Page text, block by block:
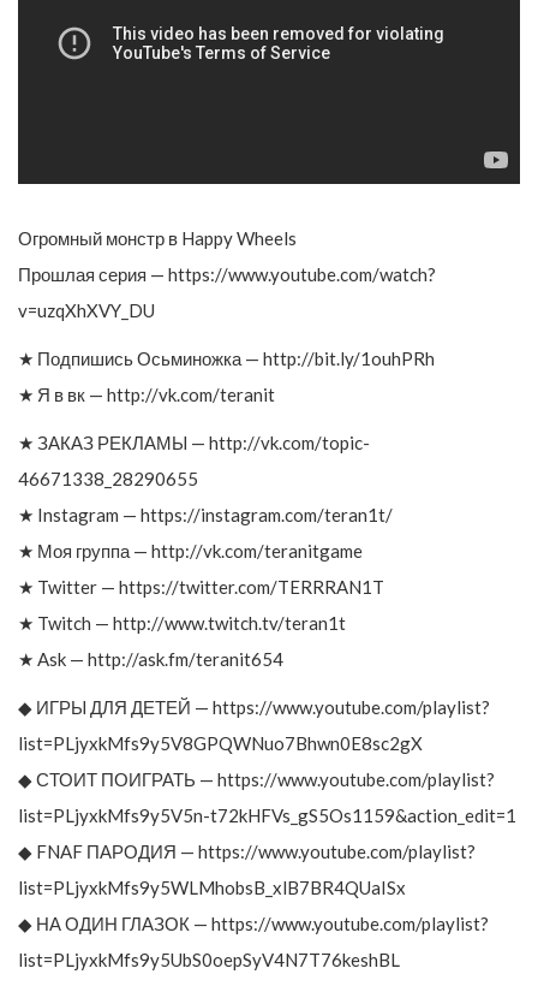
Огромный монстр в Happy Wheels
Прошлая серия — https://www.youtube.com/watch?
v=uzqXhXVY_DU
★ Подпишись Осьминожка — http://bit.ly/1ouhPRh
★ Я в вк — http://vk.com/teranit
★ ЗАКАЗ РЕКЛАМЫ — http://vk.com/topic-
46671338_28290655
★ Instagram — https://instagram.com/teran1t/
★ Моя группа — http://vk.com/teranitgame
★ Twitter — https://twitter.com/TERRRAN1T
★ Twitch — http://www.twitch.tv/teran1t
★ Ask — http://ask.fm/teranit654
◆ ИГРЫ ДЛЯ ДЕТЕЙ — https://www.youtube.com/playlist?
list=PLjyxkMfs9y5V8GPQWNuo7Bhwn0E8sc2gX
◆ СТОИТ ПОИГРАТЬ — https://www.youtube.com/playlist?
list=PLjyxkMfs9y5V5n-t72kHFVs_gS5Os1159&action_edit=1
◆ FNAF ПАРОДИЯ — https://www.youtube.com/playlist?
list=PLjyxkMfs9y5WLMhobsB_xlB7BR4QUaISx
◆ НА ОДИН ГЛАЗОК — https://www.youtube.com/playlist?
list=PLjyxkMfs9y5UbS0oepSyV4N7T76keshBL